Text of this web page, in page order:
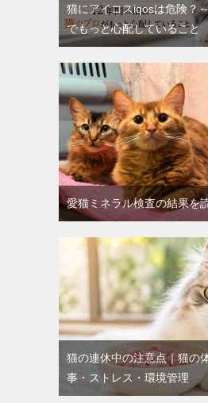
猫にアイコスiqosは危険？
でもっと心配していること
愛猫ミネラル検査の結果を
猫の連休中の注意点｜猫の
事・ストレス・環境管理